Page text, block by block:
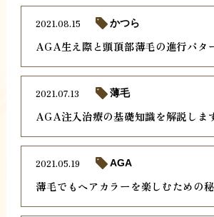
AGA生え際と頭頂部薄毛の進行パタ
2021.08.15 かつら
AGA注入治療の基礎知識を解説しま
2021.07.13 薄毛
薄毛でもヘアカラーを楽しむための
2021.05.19 AGA